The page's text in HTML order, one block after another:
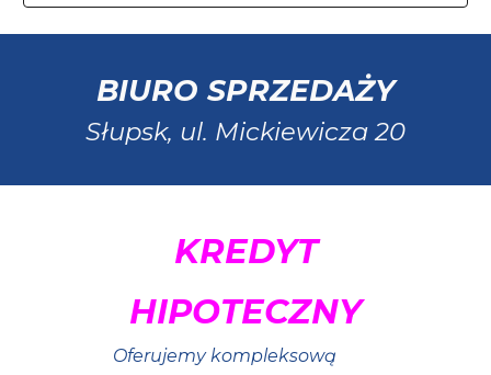
BIURO SPRZEDAŻY
Słupsk, ul. Mickiewicza 20
KREDYT
HIPOTECZNY
Oferujemy kompleksową